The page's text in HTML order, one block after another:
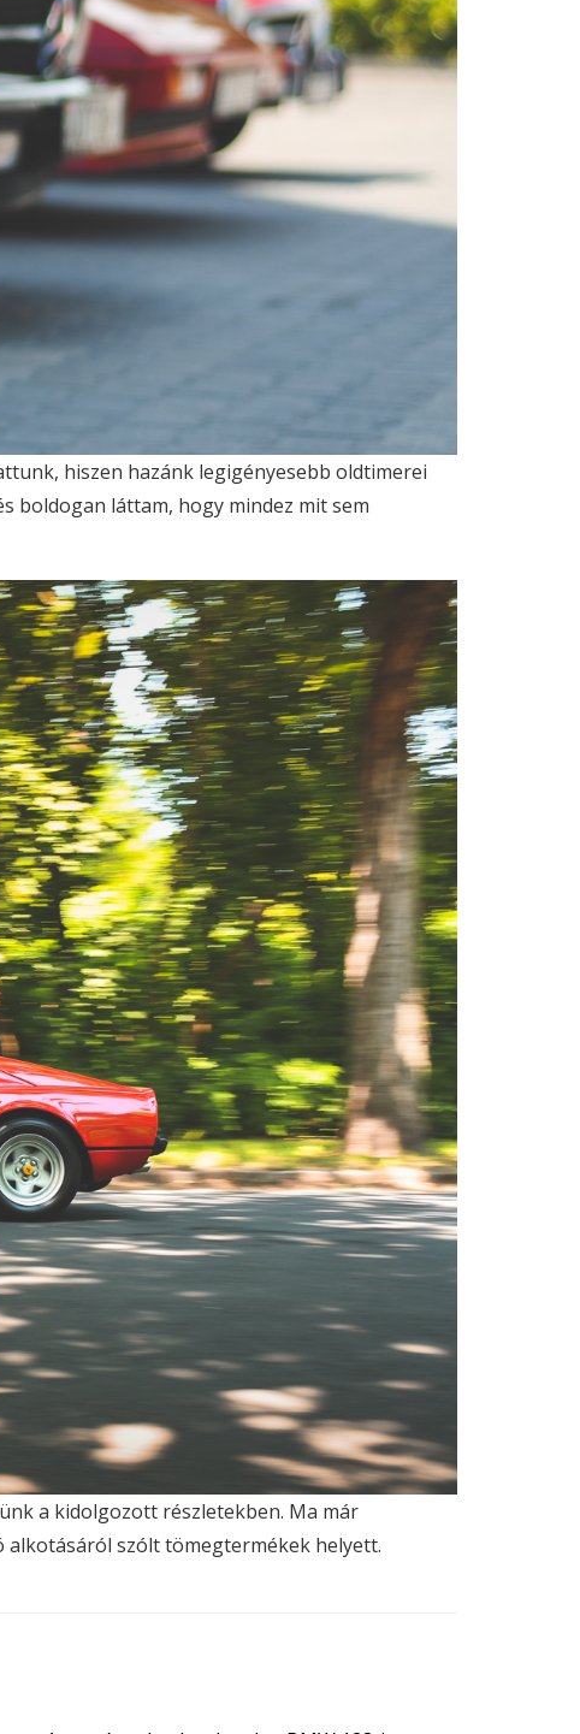
hiszen hazánk legigényesebb oldtimerei
boldogan láttam, hogy mindez mit sem
a kidolgozott részletekben. Ma már
alkotásáról szólt tömegtermékek helyett.